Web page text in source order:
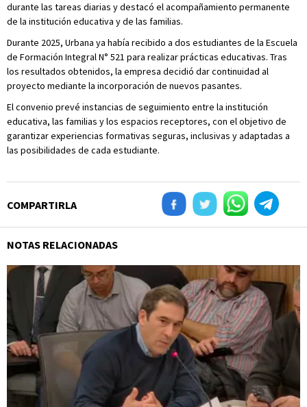
durante las tareas diarias y destacó el acompañamiento permanente
de la institución educativa y de las familias.
Durante 2025, Urbana ya había recibido a dos estudiantes de la Escuela
de Formación Integral N° 521 para realizar prácticas educativas. Tras
los resultados obtenidos, la empresa decidió dar continuidad al
proyecto mediante la incorporación de nuevos pasantes.
El convenio prevé instancias de seguimiento entre la institución
educativa, las familias y los espacios receptores, con el objetivo de
garantizar experiencias formativas seguras, inclusivas y adaptadas a
las posibilidades de cada estudiante.
COMPARTIRLA
NOTAS RELACIONADAS